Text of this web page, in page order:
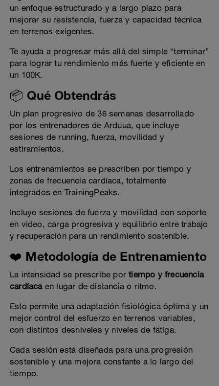
un enfoque estructurado y a largo plazo para
mejorar su resistencia, fuerza y capacidad técnica
en terrenos exigentes.
Te ayuda a progresar más allá del simple “terminar”
para lograr tu rendimiento más fuerte y eficiente en
un 100K.
📦 Qué Obtendrás
Un plan progresivo de 36 semanas desarrollado
por los entrenadores de Arduua, que incluye
sesiones de running, fuerza, movilidad y
estiramientos.
Los entrenamientos se prescriben por tiempo y
zonas de frecuencia cardíaca, totalmente
integrados en TrainingPeaks.
Incluye sesiones de fuerza y movilidad con soporte
en video, carga progresiva y equilibrio entre trabajo
y recuperación para un rendimiento sostenible.
❤️ Metodología de Entrenamiento
La intensidad se prescribe portiempo y frecuencia
cardíacaen lugar de distancia o ritmo.
Esto permite una adaptación fisiológica óptima y un
mejor control del esfuerzo en terrenos variables,
con distintos desniveles y niveles de fatiga.
Cada sesión está diseñada para una progresión
sostenible y una mejora constante a lo largo del
tiempo.